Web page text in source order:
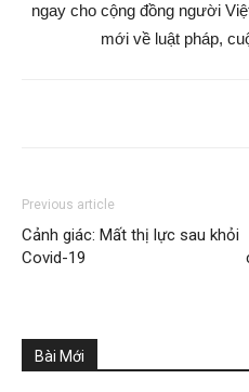
ngay cho cộng đồng người
mới về luật pháp,
Previous article
Cảnh giác: Mất thị lực sau khỏi
Covid-19
Bài Mới